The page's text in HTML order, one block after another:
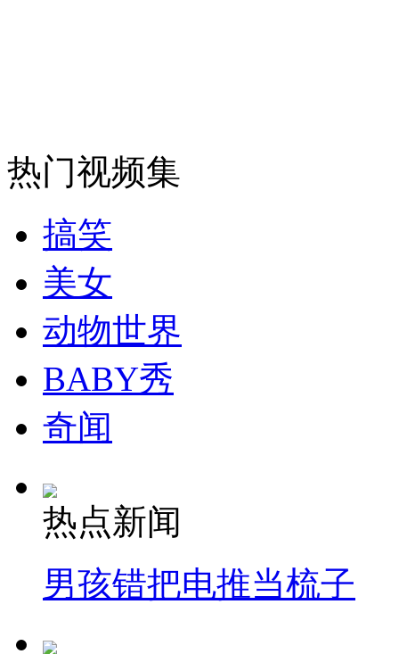
外交部：有关国家言论片面不公正
走！跟着总书记去植树
消防员救轻生者
纽约上演“枕头大战”
司机酒驾遇交警 急速倒车逃窜
热门视频集
搞笑
美女
动物世界
BABY秀
奇闻
热点新闻
男孩错把电推当梳子